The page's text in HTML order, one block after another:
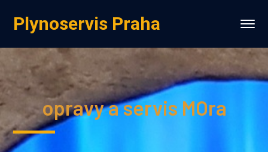
Plynoservis Praha
opravy a servis MOra